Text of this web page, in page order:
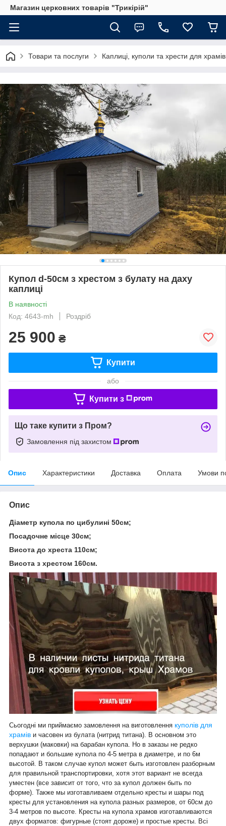
Магазин церковних товарів "Трикірій"
Товари та послуги Каплиці, куполи та хрести для храмів
Купол d-50см з хрестом з булату на даху
каплиці
В наявності
Код: 4643-mh
Роздріб
25 900 ₴
Купити
або
Купити з
Що таке купити з Пром?
Замовлення під захистом
Опис Характеристики Доставка Оплата Умови
Опис
Діаметр купола по цибулині 50см;
Посадочне місце 30см;
Висота до хреста 110см;
Висота з хрестом 160см.
Сьогодні ми приймаємо замовлення на виготовлення куполів для
храмів и часовен из булата (нитрид титана). В основном это
верхушки (маковки) на барабан купола. Но в заказы не редко
попадают и большие купола по 4-5 метра в диаметре, и по 6м
высотой. В таком случае купол может быть изготовлен разборным
для правильной транспортировки, хотя этот вариант не всегда
уместен (все зависит от того, что за купол должен быть по
форме). Также мы изготавливаем отдельно кресты и шары под
кресты для установления на купола разных размеров, от 60см до
3-4 метров по высоте. Кресты на купола храмов изготавливаются
двух форматов: фигурные (стоят дороже) и простые кресты. Всі